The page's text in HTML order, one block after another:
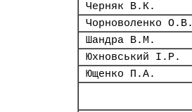
Черняк В.К.
Чорноволенко О.В.
Шандра В.М.
Юхновський І.Р.
Ющенко П.А.